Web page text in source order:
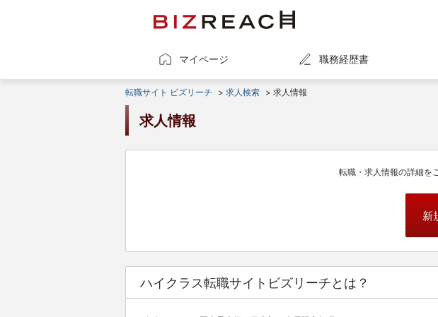
マイページ 職務経歴書
転職サイト ビズリーチ > 求人検索 > 求人情報
求人情報
転職・求人情報の詳細を
新
ハイクラス転職サイトビズリーチとは？